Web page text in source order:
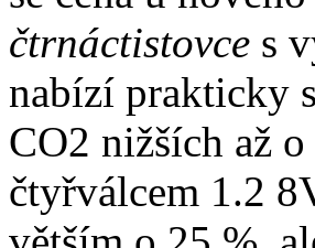
čtrnáctistovce s
nabízí prakticky
CO2 nižších až
čtyřválcem 1.2